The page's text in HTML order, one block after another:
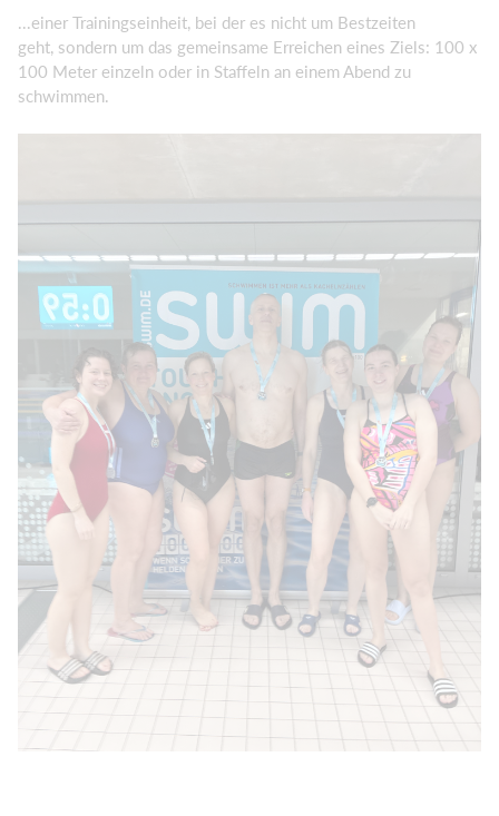
...einer Trainingseinheit, bei der es nicht um Bestzeiten
geht, sondern um das gemeinsame Erreichen eines Ziels: 100 x
100 Meter einzeln oder in Staffeln an einem Abend zu
schwimmen.